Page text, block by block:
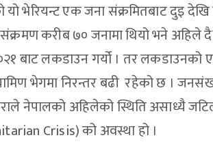
यो भेरियन्ट एक जना संक्रमितबाट दुइ
संक्रमण करीब ७० जनामा थियो भने
बाट लकडाउन गर्यो । तर लकडाउनको
भेगमा निरन्तर बढी रहेको छ ।
नेपालको अहिलेको स्थिति असाध्यै
Crisis) को अवस्था हो ।